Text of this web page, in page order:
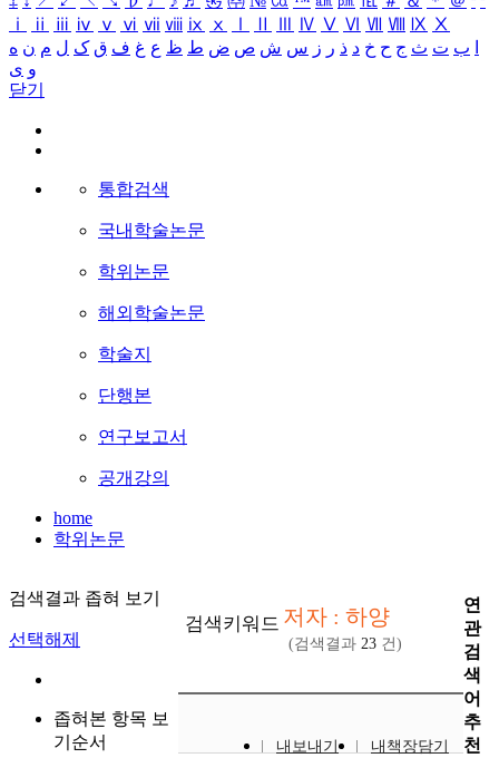
ⅰ
ⅱ ⅲ ⅳ ⅴ ⅵ ⅶ ⅷ ⅸ ⅹ Ⅳ Ⅴ Ⅵ Ⅶ Ⅷ Ⅸ Ⅹ
ب ت ث ج ح خ د ذ ر ز س ش ص ض ط ظ ع غ ف ق ک ل م ن ه
و ی
닫기
통합검색
국내학술논문
학위논문
해외학술논문
학술지
단행본
연구보고서
공개강의
home
학위논문
검색결과 좁혀 보기
선택해제
좁혀본 항목 보
기순서
검색키워드 저자 : 하양
(검색결과 23 건)
내보내기
내책장담기
연
관
검
색
어
추
천